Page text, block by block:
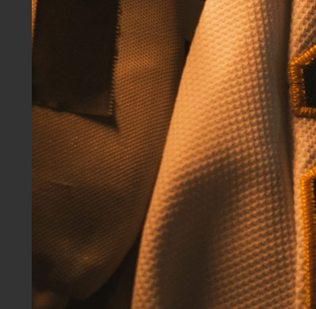
Textilveredelung.
Branding zum
Anziehen.
Deine Kleidung wird zum